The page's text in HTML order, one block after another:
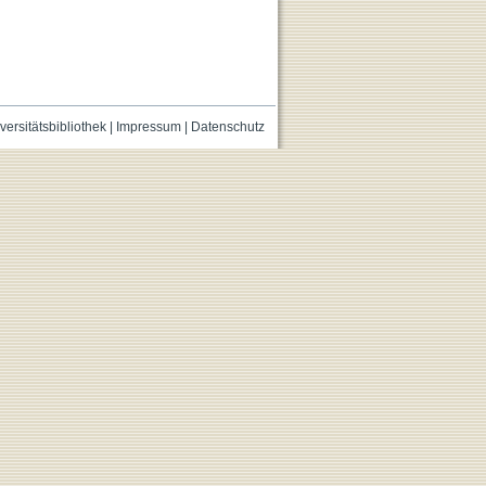
| Impressum| Datenschutz